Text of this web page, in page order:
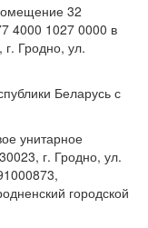
32
4000 1027 0000 в
Гродно, ул.
Беларусь с
унитарное
г. Гродно, ул.
городской